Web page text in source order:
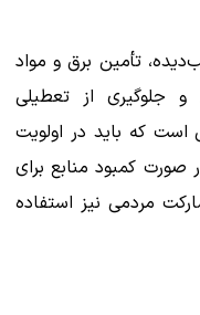
تأمین برق و مواد
و جلوگیری از تعطیلی
است که باید در اولویت
صورت کمبود منابع برای
مردمی نیز استفاده